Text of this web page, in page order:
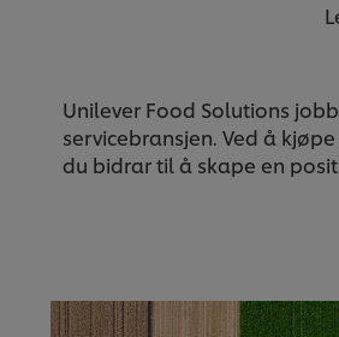
Unilever Food Solutions
servicebransjen. Ved å
du bidrar til å skape en